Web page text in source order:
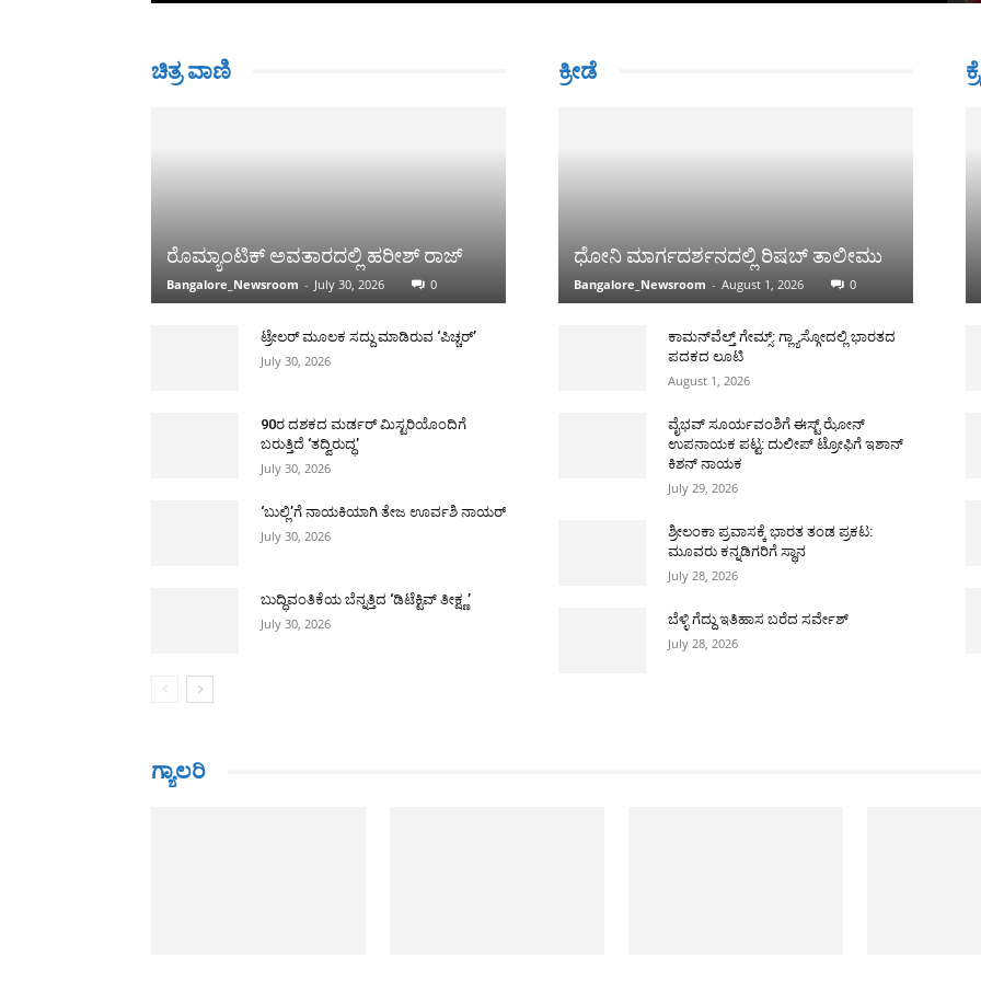
ಚಿತ್ರ ವಾಣಿ
ರೊಮ್ಯಾಂಟಿಕ್ ಅವತಾರದಲ್ಲಿ ಹರೀಶ್ ರಾಜ್
Bangalore_Newsroom - July 30, 2026 0
ಟ್ರೇಲರ್ ಮೂಲಕ ಸದ್ದು ಮಾಡಿರುವ ‘ಪಿಚ್ಚರ್’
July 30, 2026
90ರ ದಶಕದ ಮರ್ಡರ್ ಮಿಸ್ಟರಿಯೊಂದಿಗೆ
ಬರುತ್ತಿದೆ ‘ತದ್ವಿರುದ್ಧ’
July 30, 2026
‘ಬುಲ್ಲಿ’ಗೆ ನಾಯಕಿಯಾಗಿ ತೇಜ ಊರ್ವಶಿ ನಾಯರ್
July 30, 2026
ಬುದ್ಧಿವಂತಿಕೆಯ ಬೆನ್ನತ್ತಿದ ‘ಡಿಟೆಕ್ಟಿವ್ ತೀಕ್ಷ್ಣ’
July 30, 2026
ಕ್ರೀಡೆ
ಧೋನಿ ಮಾರ್ಗದರ್ಶನದಲ್ಲಿ ರಿಷಬ್ ತಾಲೀಮು
Bangalore_Newsroom - August 1, 2026 0
ಕಾಮನ್‌ವೆಲ್ತ್ ಗೇಮ್ಸ್: ಗ್ಲ್ಯಾಸ್ಗೋದಲ್ಲಿ ಭಾರತದ
ಪದಕದ ಲೂಟಿ
August 1, 2026
ವೈಭವ್ ಸೂರ್ಯವಂಶಿಗೆ ಈಸ್ಟ್ ಝೋನ್
ಉಪನಾಯಕ ಪಟ್ಟ: ದುಲೀಪ್ ಟ್ರೋಫಿಗೆ ಇಶಾನ್
ಕಿಶನ್ ನಾಯಕ
July 29, 2026
ಶ್ರೀಲಂಕಾ ಪ್ರವಾಸಕ್ಕೆ ಭಾರತ ತಂಡ ಪ್ರಕಟ:
ಮೂವರು ಕನ್ನಡಿಗರಿಗೆ ಸ್ಥಾನ
July 28, 2026
ಬೆಳ್ಳಿ ಗೆದ್ದು ಇತಿಹಾಸ ಬರೆದ ಸರ್ವೇಶ್
July 28, 2026
ಗ್ಯಾಲರಿ